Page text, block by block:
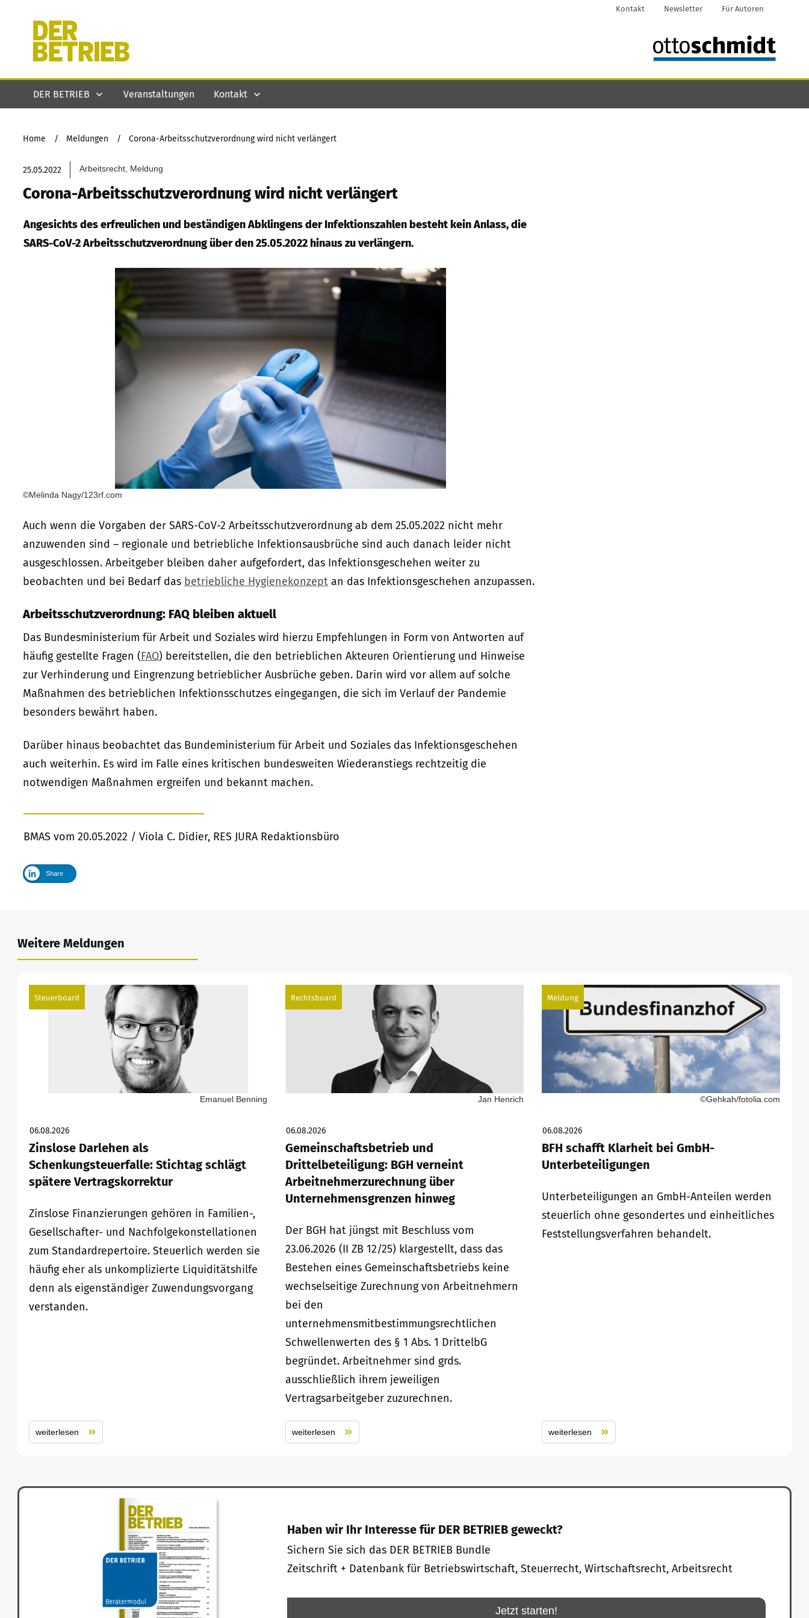
Kontakt Newsletter Für Autoren
DER BETRIEB Veranstaltungen Kontakt
Home / Meldungen / Corona-Arbeitsschutzverordnung wird nicht verlängert
25.05.2022 Arbeitsrecht, Meldung
Corona-Arbeitsschutzverordnung wird nicht verlängert
Angesichts des erfreulichen und beständigen Abklingens der Infektionszahlen besteht kein Anlass, die
SARS-CoV-2 Arbeitsschutzverordnung über den 25.05.2022 hinaus zu verlängern.
©Melinda Nagy/123rf.com
Auch wenn die Vorgaben der SARS-CoV-2 Arbeitsschutzverordnung ab dem 25.05.2022 nicht mehr
anzuwenden sind – regionale und betriebliche Infektionsausbrüche sind auch danach leider nicht
ausgeschlossen. Arbeitgeber bleiben daher aufgefordert, das Infektionsgeschehen weiter zu
beobachten und bei Bedarf das betriebliche Hygienekonzept an das Infektionsgeschehen anzupassen.
Arbeitsschutzverordnung: FAQ bleiben aktuell
Das Bundesministerium für Arbeit und Soziales wird hierzu Empfehlungen in Form von Antworten auf
häufig gestellte Fragen (FAQ) bereitstellen, die den betrieblichen Akteuren Orientierung und Hinweise
zur Verhinderung und Eingrenzung betrieblicher Ausbrüche geben. Darin wird vor allem auf solche
Maßnahmen des betrieblichen Infektionsschutzes eingegangen, die sich im Verlauf der Pandemie
besonders bewährt haben.
Darüber hinaus beobachtet das Bundeministerium für Arbeit und Soziales das Infektionsgeschehen
auch weiterhin. Es wird im Falle eines kritischen bundesweiten Wiederanstiegs rechtzeitig die
notwendigen Maßnahmen ergreifen und bekannt machen.
BMAS vom 20.05.2022 / Viola C. Didier, RES JURA Redaktionsbüro
Share
Weitere Meldungen
Steuerboard
Emanuel Benning
06.08.2026
Zinslose Darlehen als
Schenkungsteuerfalle: Stichtag schlägt
spätere Vertragskorrektur
Zinslose Finanzierungen gehören in Familien-,
Gesellschafter- und Nachfolgekonstellationen
zum Standardrepertoire. Steuerlich werden sie
häufig eher als unkomplizierte Liquiditätshilfe
denn als eigenständiger Zuwendungsvorgang
verstanden.
weiterlesen
Rechtsboard
Jan Henrich
06.08.2026
Gemeinschaftsbetrieb und
Drittelbeteiligung: BGH verneint
Arbeitnehmerzurechnung über
Unternehmensgrenzen hinweg
Der BGH hat jüngst mit Beschluss vom
23.06.2026 (II ZB 12/25) klargestellt, dass das
Bestehen eines Gemeinschaftsbetriebs keine
wechselseitige Zurechnung von Arbeitnehmern
bei den
unternehmensmitbestimmungsrechtlichen
Schwellenwerten des § 1 Abs. 1 DrittelbG
begründet. Arbeitnehmer sind grds.
ausschließlich ihrem jeweiligen
Vertragsarbeitgeber zuzurechnen.
weiterlesen
Meldung
©Gehkah/fotolia.com
06.08.2026
BFH schafft Klarheit bei GmbH-
Unterbeteiligungen
Unterbeteiligungen an GmbH-Anteilen werden
steuerlich ohne gesondertes und einheitliches
Feststellungsverfahren behandelt.
weiterlesen
Haben wir Ihr Interesse für DER BETRIEB geweckt?
Sichern Sie sich das DER BETRIEB Bundle
Zeitschrift + Datenbank für Betriebswirtschaft, Steuerrecht, Wirtschaftsrecht, Arbeitsrecht
Jetzt starten!